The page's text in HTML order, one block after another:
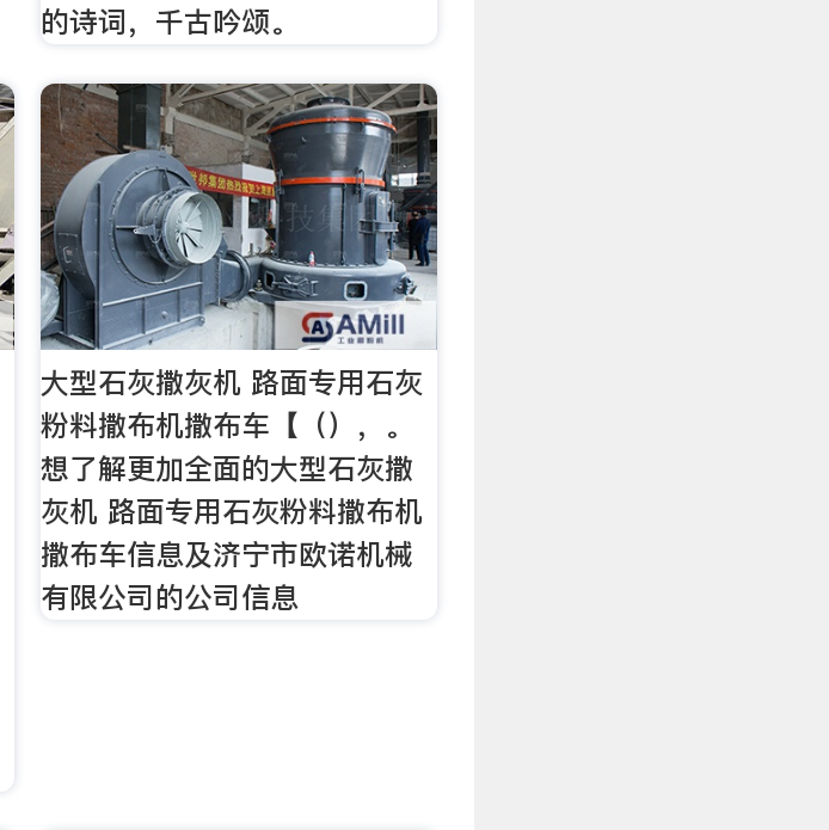
的诗词，千古吟颂。
大型石灰撒灰机 路面专用石灰
粉料撒布机撒布车【（），。
想了解更加全面的大型石灰撒
灰机 路面专用石灰粉料撒布机
撒布车信息及济宁市欧诺机械
有限公司的公司信息